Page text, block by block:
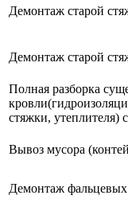
Демонтаж старой
Демонтаж старой
Полная разборка
стяжки, утеплителя)
Вывоз мусора
Демонтаж фальцевых